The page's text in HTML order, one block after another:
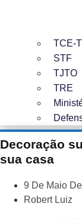
TCE-
STF
TJTO
TRE
Decoração
sua casa
9 De Maio
Robert Luiz